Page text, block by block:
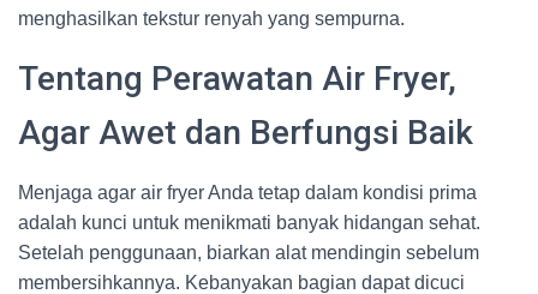
menghasilkan tekstur renyah yang sempurna.
Tentang Perawatan Air Fryer,
Agar Awet dan Berfungsi Baik
Menjaga agar air fryer Anda tetap dalam kondisi prima
adalah kunci untuk menikmati banyak hidangan sehat.
Setelah penggunaan, biarkan alat mendingin sebelum
membersihkannya. Kebanyakan bagian dapat dicuci